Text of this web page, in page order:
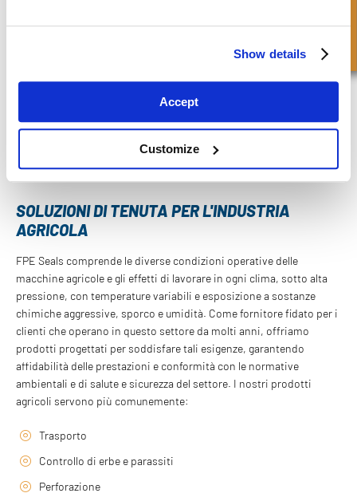
Show details
Accept
Customize
SOLUZIONI DI TENUTA PER L'INDUSTRIA
AGRICOLA
FPE Seals comprende le diverse condizioni operative delle
macchine agricole e gli effetti di lavorare in ogni clima, sotto alta
pressione, con temperature variabili e esposizione a sostanze
chimiche aggressive, sporco e umidità. Come fornitore fidato per i
clienti che operano in questo settore da molti anni, offriamo
prodotti progettati per soddisfare tali esigenze, garantendo
affidabilità delle prestazioni e conformità con le normative
ambientali e di salute e sicurezza del settore. I nostri prodotti
agricoli servono più comunemente:
Trasporto
Controllo di erbe e parassiti
Perforazione